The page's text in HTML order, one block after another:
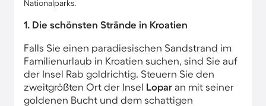
Nationalparks.
1. Die schönsten Strände in Kroatien
Falls Sie einen paradiesischen Sandstrand im
Familienurlaub in Kroatien suchen, sind Sie auf
der Insel Rab goldrichtig. Steuern Sie den
zweitgrößten Ort der Insel Lopar an mit seiner
goldenen Bucht und dem schattigen